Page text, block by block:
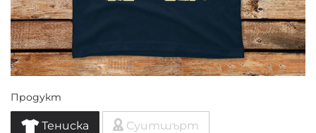
Продукт
Тениска Суитшърт